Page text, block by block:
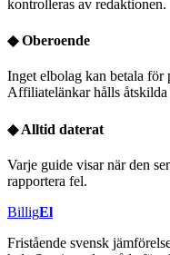
kontrolleras av redaktionen.
◆Oberoende
Inget elbolag kan betala för
Affiliatelänkar hålls
◆Alltid daterat
Varje guide visar när den
rapportera fel.
BilligEl
Fristående svensk